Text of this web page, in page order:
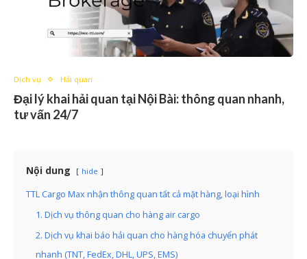
Dịch vụ Hải quan
Đại lý khai hải quan tại Nội Bài: thông quan nhanh,
tư vấn 24/7
Nội dung hide
TTL Cargo Max nhận thông quan tất cả mặt hàng, loại hình
1. Dịch vụ thông quan cho hàng air cargo
2. Dịch vụ khai báo hải quan cho hàng hóa chuyển phát
nhanh (TNT, FedEx, DHL, UPS, EMS)